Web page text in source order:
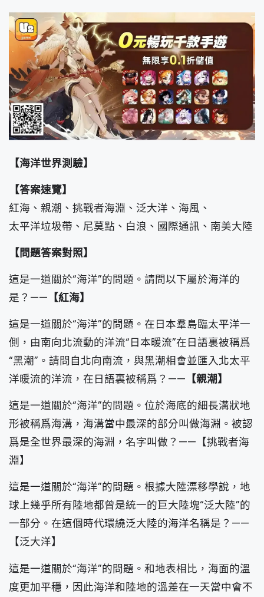
【海洋世界測驗】
【答案速覽】
紅海、親潮、挑戰者海淵、泛大洋、海風、
太平洋垃圾帶、尼莫點、白浪、國際通訊、南美大陸
【問題答案對照】
這是一道關於“海洋”的問題。請問以下屬於海洋的
是？—— 【紅海】
這是一道關於“海洋”的問題。在日本羣島臨太平洋一
側，由南向北流動的洋流“日本暖流”在日語裏被稱爲
“黑潮”。請問自北向南流，與黑潮相會並匯入北太平
洋暖流的洋流，在日語裏被稱爲？—— 【親潮】
這是一道關於“海洋”的問題。位於海底的細長溝狀地
形被稱爲海溝，海溝當中最深的部分叫做海淵。被認
爲是全世界最深的海淵，名字叫做？——【挑戰者海
淵】
這是一道關於“海洋”的問題。根據大陸漂移學說，地
球上幾乎所有陸地都曾是統一的巨大陸塊“泛大陸”的
一部分。在這個時代環繞泛大陸的海洋名稱是？——
【泛大洋】
這是一道關於“海洋”的問題。和地表相比，海面的溫
度更加平穩，因此海洋和陸地的溫差在一天當中會不